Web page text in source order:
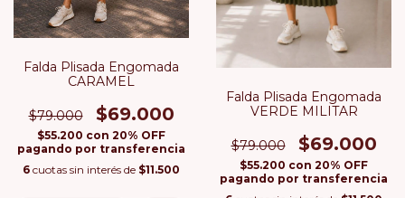
Falda Plisada Engomada
CARAMEL
$79.000 $69.000
$55.200 con 20% OFF
pagando por transferencia
6 cuotas sin interés de $11.500
Falda Plisada Engomada
VERDE MILITAR
$79.000 $69.000
$55.200 con 20% OFF
pagando por transferencia